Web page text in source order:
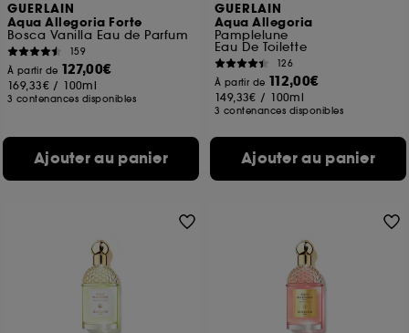
GUERLAIN
Aqua Allegoria Forte
Bosca Vanilla Eau de Parfum
159
À partir de 127,00€
169,33€ / 100ml
3 contenances disponibles
Ajouter au panier
GUERLAIN
Aqua Allegoria
Pamplelune
Eau De Toilette
126
À partir de 112,00€
149,33€ / 100ml
3 contenances disponibles
Ajouter au panier